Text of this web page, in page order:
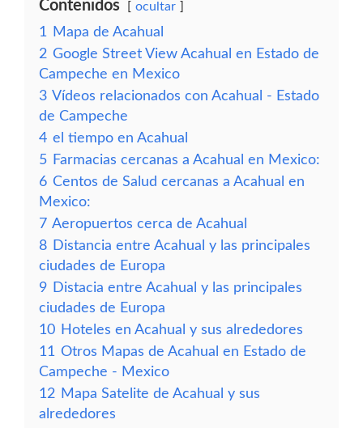
Contenidos ocultar
1
Mapa de Acahual
2 Google Street View Acahual en Estado de
Campeche en Mexico
3 Vídeos relacionados con Acahual - Estado
de Campeche
4 el tiempo en Acahual
5 Farmacias cercanas a Acahual en Mexico:
6 Centos de Salud cercanas a Acahual en
Mexico:
7 Aeropuertos cerca de Acahual
8 Distancia entre Acahual y las principales
ciudades de Europa
9 Distacia entre Acahual y las principales
ciudades de Europa
10 Hoteles en Acahual y sus alrededores
11 Otros Mapas de Acahual en Estado de
Campeche - Mexico
12 Mapa Satelite de Acahual y sus
alrededores